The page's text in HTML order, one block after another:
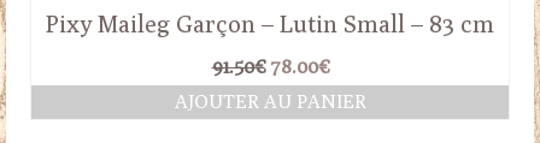
Pixy Maileg Garçon – Lutin Small – 83 cm
91.50€ Le
prix
initial
78.00€Le
prix
actuel
AJOUTER AU PANIER